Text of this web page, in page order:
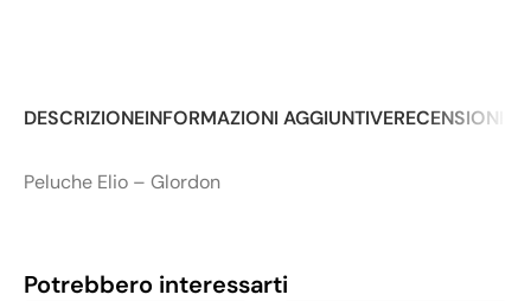
DESCRIZIONEINFORMAZIONI AGGIUNTIVERECENSIONI
Peluche Elio – Glordon
Potrebbero interessarti